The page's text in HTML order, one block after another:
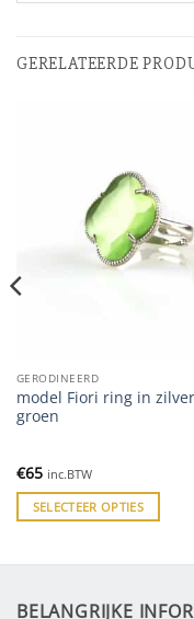
GERELATEERDE
GERODINEERD
model Fiori ring in zilver
groen
€65 inc.BTW
SELECTEER OPTIES
BELANGRIJKE